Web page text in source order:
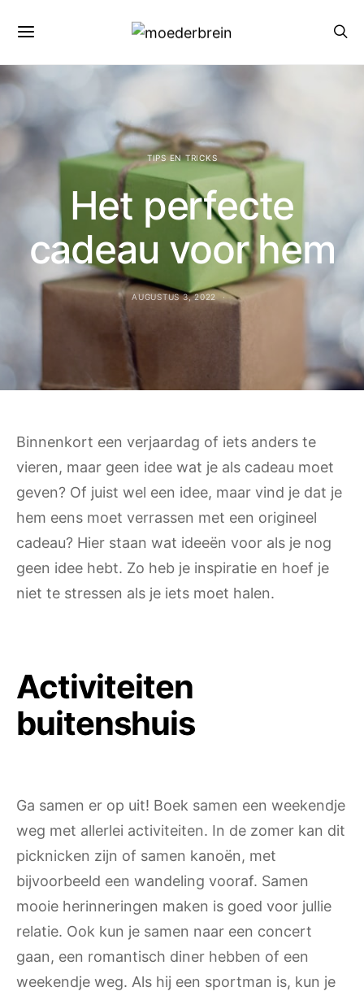
TIPS EN TRICKS
Het perfecte
cadeau voor hem
AUGUSTUS 3, 2022
Binnenkort een verjaardag of iets anders te
vieren, maar geen idee wat je als cadeau moet
geven? Of juist wel een idee, maar vind je dat je
hem eens moet verrassen met een origineel
cadeau? Hier staan wat ideeën voor als je nog
geen idee hebt. Zo heb je inspiratie en hoef je
niet te stressen als je iets moet halen.
Activiteiten
buitenshuis
Ga samen er op uit! Boek samen een weekendje
weg met allerlei activiteiten. In de zomer kan dit
picknicken zijn of samen kanoën, met
bijvoorbeeld een wandeling vooraf. Samen
mooie herinneringen maken is goed voor jullie
relatie. Ook kun je samen naar een concert
gaan, een romantisch diner hebben of een
weekendje weg. Als hij een sportman is, kun je